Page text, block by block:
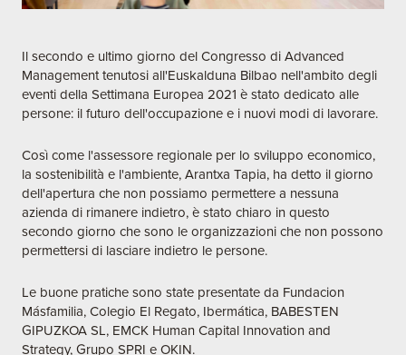
Il secondo e ultimo giorno del Congresso di Advanced
Management tenutosi all'Euskalduna Bilbao nell'ambito degli
eventi della Settimana Europea 2021 è stato dedicato alle
persone: il futuro dell'occupazione e i nuovi modi di lavorare.
Così come l'assessore regionale per lo sviluppo economico,
la sostenibilità e l'ambiente, Arantxa Tapia, ha detto il giorno
dell'apertura che non possiamo permettere a nessuna
azienda di rimanere indietro, è stato chiaro in questo
secondo giorno che sono le organizzazioni che non possono
permettersi di lasciare indietro le persone.
Le buone pratiche sono state presentate da Fundacion
Másfamilia, Colegio El Regato, Ibermática, BABESTEN
GIPUZKOA SL, EMCK Human Capital Innovation and
Strategy, Grupo SPRI e OKIN.